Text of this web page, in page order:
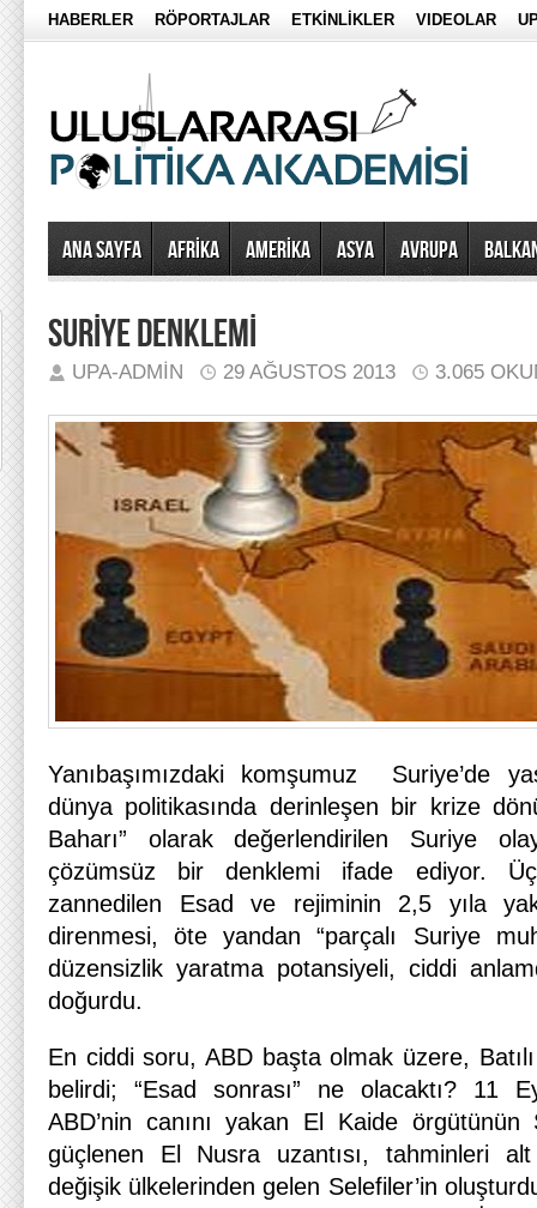
HABERLER RÖPORTAJLAR ETKİNLİKLER VIDEOLAR
Ana Sayfa AFRİKA AMERİKA ASYA AVRUPA
SURİYE DENKLEMİ
UPA-ADMIN 29 AĞUSTOS 2013 3.065
Yanıbaşımızdaki komşumuz Suriye’de
dünya politikasında derinleşen bir krize
Baharı” olarak değerlendirilen Suriye
çözümsüz bir denklemi ifade ediyor.
zannedilen Esad ve rejiminin 2,5 yıla
direnmesi, öte yandan “parçalı Suriye
düzensizlik yaratma potansiyeli, ciddi
doğurdu.
En ciddi soru, ABD başta olmak üzere,
belirdi; “Esad sonrası” ne olacaktı? 11
ABD’nin canını yakan El Kaide
güçlenen El Nusra uzantısı, tahminleri
değişik ülkelerinden gelen Selefiler’in